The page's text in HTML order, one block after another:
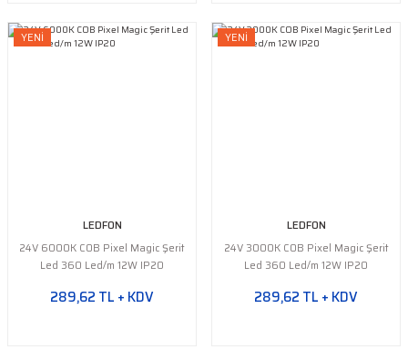
YENİ
LEDFON
24V 6000K COB Pixel Magic Şerit
Led 360 Led/m 12W IP20
289,62 TL + KDV
YENİ
LEDFON
24V 3000K COB Pixel Magic Şerit
Led 360 Led/m 12W IP20
289,62 TL + KDV